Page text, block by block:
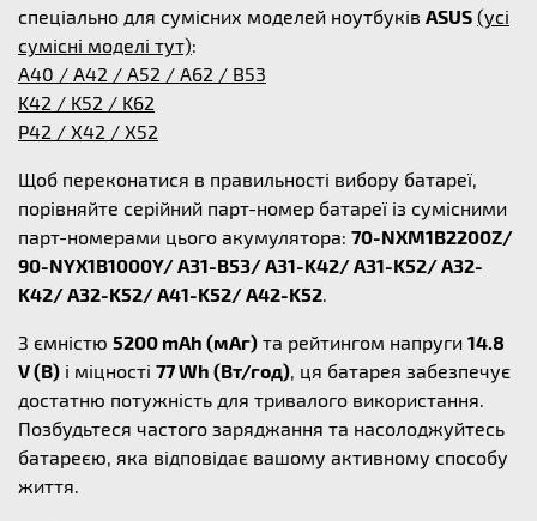
спеціально для сумісних моделей ноутбуків ASUS (усі
сумісні моделі тут):
A40 / A42 / A52 / A62 / B53
K42 / K52 / K62
P42 / X42 / X52
Щоб переконатися в правильності вибору батареї,
порівняйте серійний парт-номер батареї із сумісними
парт-номерами цього акумулятора: 70-NXM1B2200Z/
90-NYX1B1000Y/ A31-B53/ A31-K42/ A31-K52/ A32-
K42/ A32-K52/ A41-K52/ A42-K52.
З ємністю 5200 mAh (мАг) та рейтингом напруги 14.8
V (В) і міцності 77 Wh (Вт/год), ця батарея забезпечує
достатню потужність для тривалого використання.
Позбудьтеся частого заряджання та насолоджуйтесь
батареєю, яка відповідає вашому активному способу
життя.